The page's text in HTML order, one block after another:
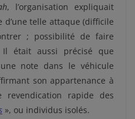
, l’organisation expliquait
d’une telle attaque (difficile
; possibilité de faire
était aussi précisé que
note dans le véhicule
son appartenance à
revendication rapide des
», ou individus isolés.